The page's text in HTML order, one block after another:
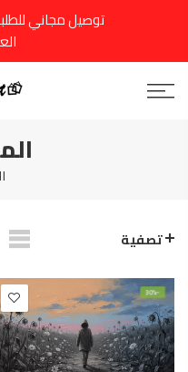
توصيل مجاني للطلبات بقيمة
تصفية
-30%